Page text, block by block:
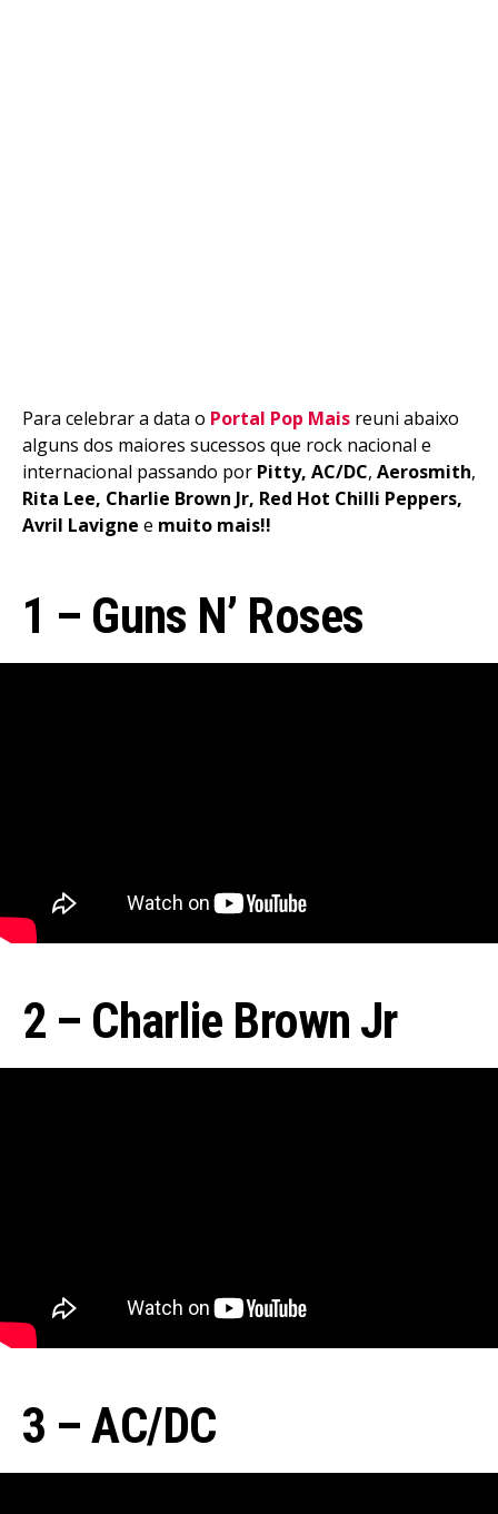
Para celebrar a data o Portal Pop Mais reuni abaixo
alguns dos maiores sucessos que rock nacional e
internacional passando por Pitty, AC/DC, Aerosmith,
Rita Lee, Charlie Brown Jr, Red Hot Chilli Peppers,
Avril Lavigne e muito mais!!
1 – Guns N’ Roses
2 – Charlie Brown Jr
3 – AC/DC
Flipboard
Reddit
Pinterest